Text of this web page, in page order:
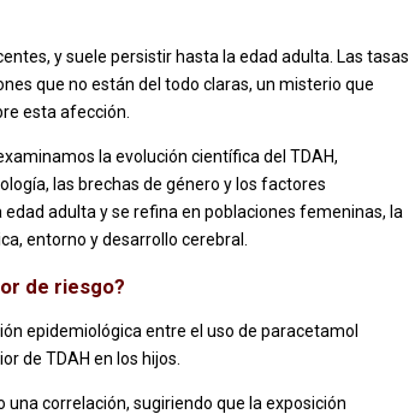
y suele persistir hasta la edad adulta. Las tasas
que no están del todo claras, un misterio que
esta afección.
la evolución científica del TDAH,
las brechas de género y los factores
adulta y se refina en poblaciones femeninas, la
entorno y desarrollo cerebral.
de riesgo?
epidemiológica entre el uso de paracetamol
de TDAH en los hijos.
correlación, sugiriendo que la exposición